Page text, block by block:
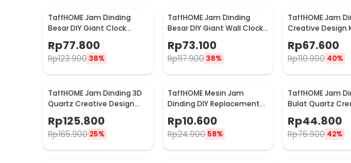
TaffHOME Jam Dinding
Besar DIY Giant Clock
Quartz 90-100cm - DIY-106
Rp77.800
Rp123.900 38%
TaffHOME Jam Dinding
Besar DIY Giant Wall Clock
90-100cm - DIY-104
Rp73.100
Rp117.90038%
TaffHOME Jam
Creative Design
Sendok Garpu
T6806
Rp67.600
Rp110.900 40%
TaffHOME Jam Dinding 3D
Quartz Creative Design
Luxury Diamond 33cm -
T6807
Rp125.800
Rp165.900 25%
TaffHOME Mesin Jam
Dinding DIY Replacement
Silent Movement Quartz -
5168-S
Rp10.600
Rp24.900 58%
TaffHOME Jam
Bulat Quartz
Design Modern
H6588
Rp44.800
Rp76.900 42%